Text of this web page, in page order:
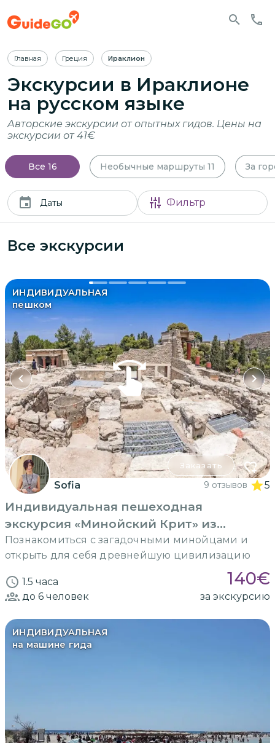
Главная Греция Ираклион
Экскурсии в Ираклионе
на русском языке
Авторские экскурсии от опытных гидов. Цены на
экскурсии от 41€
Все 16 Необычные маршруты 11 За
Даты Фильтр
Все экскурсии
ИНДИВИДУАЛЬНАЯ
пешком
Заказать
Sofia 9 отзывов 5
Индивидуальная пешеходная
экскурсия «Минойский Крит» из
Ираклиона
Познакомиться с загадочными минойцами и
открыть для себя древнейшую цивилизацию
1.5 часа 140€
до 6 человек за экскурсию
ИНДИВИДУАЛЬНАЯ
на машине гида